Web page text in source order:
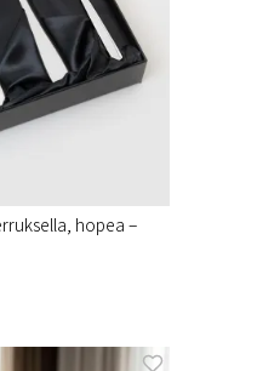
hopea –